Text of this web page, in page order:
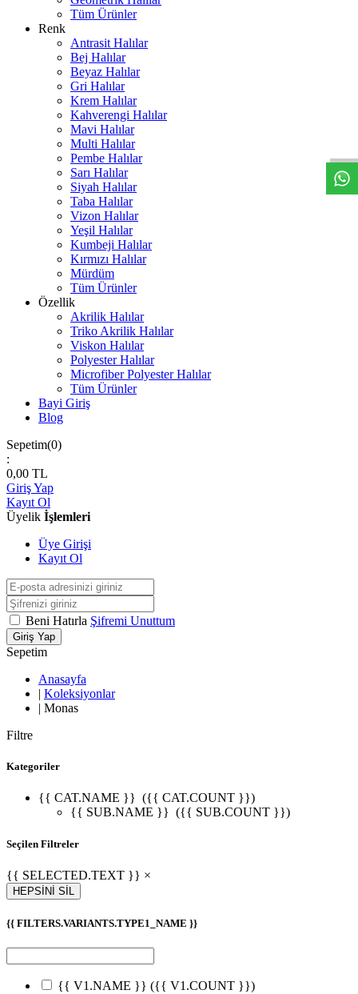
Tüm Ürünler
Renk
Antrasit Halılar
Bej Halılar
Beyaz Halılar
Gri Halılar
Krem Halılar
Kahverengi Halılar
Mavi Halılar
Multi Halılar
Pembe Halılar
Sarı Halılar
Siyah Halılar
Taba Halılar
Vizon Halılar
Yeşil Halılar
Kumbeji Halılar
Kırmızı Halılar
Mürdüm
Tüm Ürünler
Özellik
Akrilik Halılar
Triko Akrilik Halılar
Viskon Halılar
Polyester Halılar
Microfiber Polyester Halılar
Tüm Ürünler
Bayi Giriş
Blog
Sepetim(0)
:
0,00 TL
Giriş Yap
Kayıt Ol
Üyelik İşlemleri
Üye Girişi
Kayıt Ol
Beni Hatırla Şifremi Unuttum
Giriş Yap
Sepetim
Anasayfa
| Koleksiyonlar
| Monas
Filtre
Kategoriler
{{ CAT.NAME }} ({{ CAT.COUNT }})
{{ SUB.NAME }} ({{ SUB.COUNT }})
Seçilen Filtreler
{{ SELECTED.TEXT }} ×
HEPSİNİ SİL
{{ FILTERS.VARIANTS.TYPE1_NAME }}
{{ V1.NAME }} ({{ V1.COUNT }})